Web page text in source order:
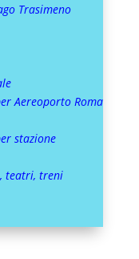
Trasimeno
Aereoporto Roma
stazione
teatri, treni